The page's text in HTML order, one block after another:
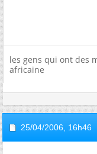
les gens qui ont des
africaine
25/04/2006, 16h46